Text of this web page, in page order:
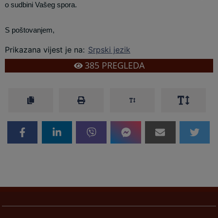
o sudbini Vašeg spora.
S poštovanjem,
Prikazana vijest je na: Srpski jezik
385PREGLEDA